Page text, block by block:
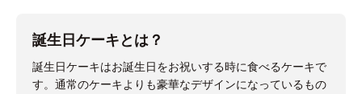
誕生日ケーキとは？
誕生日ケーキはお誕生日をお祝いする時に食べるケーキで
す。通常のケーキよりも豪華なデザインになっているもの